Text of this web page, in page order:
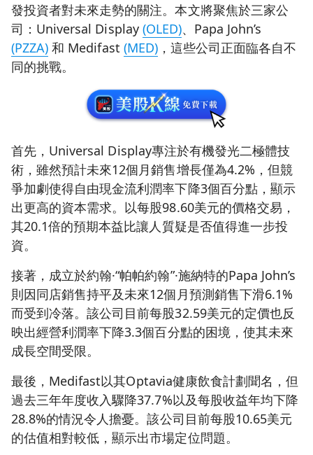
發投資者對未來走勢的關注。本文將聚焦於三家公
司：Universal Display (OLED)、Papa John’s
(PZZA) 和 Medifast (MED)，這些公司正面臨各自不
同的挑戰。
首先，Universal Display專注於有機發光二極體技
術，雖然預計未來12個月銷售增長僅為4.2%，但競
爭加劇使得自由現金流利潤率下降3個百分點，顯示
出更高的資本需求。以每股98.60美元的價格交易，
其20.1倍的預期本益比讓人質疑是否值得進一步投
資。
接著，成立於約翰·“帕帕約翰”·施納特的Papa John’s
則因同店銷售持平及未來12個月預測銷售下滑6.1%
而受到冷落。該公司目前每股32.59美元的定價也反
映出經營利潤率下降3.3個百分點的困境，使其未來
成長空間受限。
最後，Medifast以其Optavia健康飲食計劃聞名，但
過去三年年度收入驟降37.7%以及每股收益年均下降
28.8%的情況令人擔憂。該公司目前每股10.65美元
的估值相對較低，顯示出市場定位問題。